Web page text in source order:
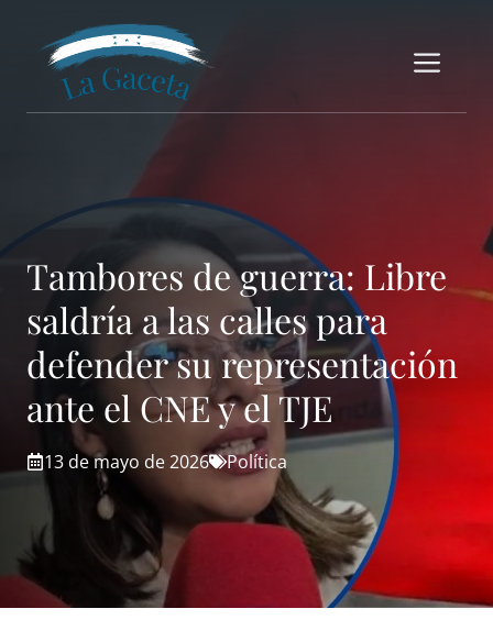
contenido
Tambores de guerra: Libre
saldría a las calles para
defender su representación
ante el CNE y el TJE
13 de mayo de 2026 Política